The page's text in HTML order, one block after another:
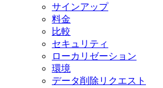
サインアップ
料金
比較
セキュリティ
ローカリゼーション
環境
データ削除リクエスト